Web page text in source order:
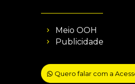
Meio OOH
Publicidade
Quero falar com a